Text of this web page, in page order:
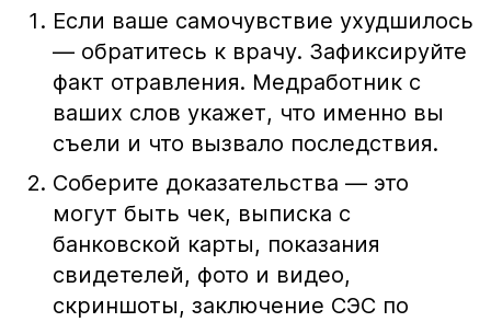
Если ваше самочувствие ухудшилось
— обратитесь к врачу. Зафиксируйте
факт отравления. Медработник с
ваших слов укажет, что именно вы
съели и что вызвало последствия.
Соберите доказательства — это
могут быть чек, выписка с
банковской карты, показания
свидетелей, фото и видео,
скриншоты, заключение СЭС по